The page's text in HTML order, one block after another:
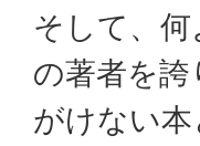
そして、
の著者を
がけない